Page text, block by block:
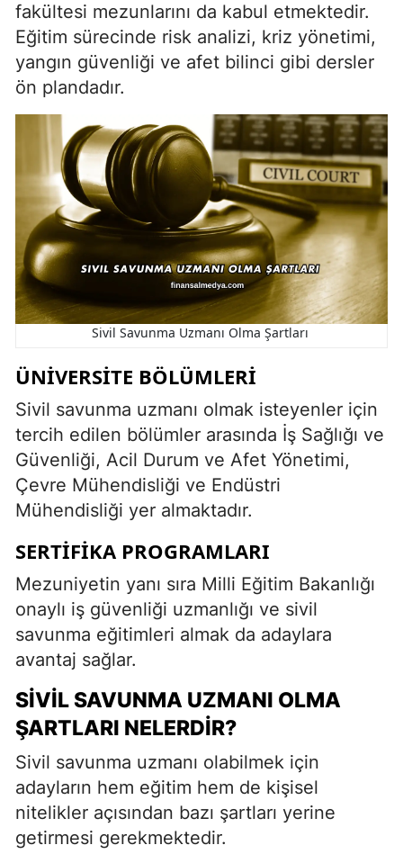
fakültesi mezunlarını da kabul etmektedir.
Eğitim sürecinde risk analizi, kriz yönetimi,
yangın güvenliği ve afet bilinci gibi dersler
ön plandadır.
Sivil Savunma Uzmanı Olma Şartları
ÜNIVERSITE BÖLÜMLERI
Sivil savunma uzmanı olmak isteyenler için
tercih edilen bölümler arasında İş Sağlığı ve
Güvenliği, Acil Durum ve Afet Yönetimi,
Çevre Mühendisliği ve Endüstri
Mühendisliği yer almaktadır.
SERTIFIKA PROGRAMLARI
Mezuniyetin yanı sıra Milli Eğitim Bakanlığı
onaylı iş güvenliği uzmanlığı ve sivil
savunma eğitimleri almak da adaylara
avantaj sağlar.
SIVIL SAVUNMA UZMANI OLMA
ŞARTLARI NELERDIR?
Sivil savunma uzmanı olabilmek için
adayların hem eğitim hem de kişisel
nitelikler açısından bazı şartları yerine
getirmesi gerekmektedir.